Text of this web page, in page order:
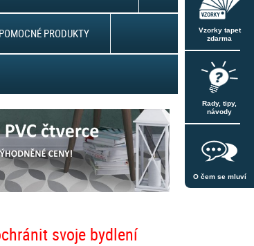
PRODUKTY
Vzorky tapet
zdarma
Rady, tipy,
návody
O čem se mluví
svoje bydlení